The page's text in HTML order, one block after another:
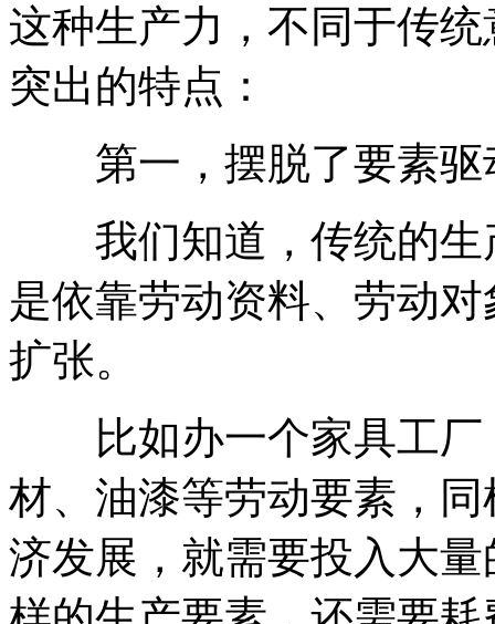
这种生产力，不同于传
突出的特点：
第一，摆脱了要素驱
我们知道，传统的生
是依靠劳动资料、劳动
扩张。
比如办一个家具工厂
材、油漆等劳动要素，
济发展，就需要投入大